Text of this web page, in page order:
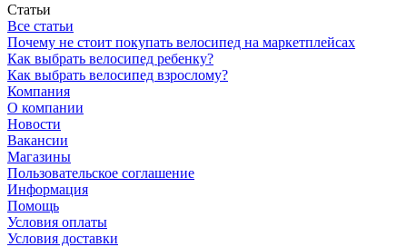
Статьи
Все статьи
Почему не стоит покупать велосипед на маркетплейсах
Как выбрать велосипед ребенку?
Как выбрать велосипед взрослому?
Компания
О компании
Новости
Вакансии
Магазины
Пользовательское соглашение
Информация
Помощь
Условия оплаты
Условия доставки